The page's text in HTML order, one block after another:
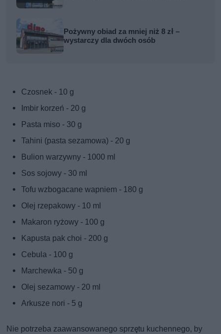
Pożywny obiad za mniej niż 8 zł –
wystarczy dla dwóch osób
Czosnek - 10 g
Imbir korzeń - 20 g
Pasta miso - 30 g
Tahini (pasta sezamowa) - 20 g
Bulion warzywny - 1000 ml
Sos sojowy - 30 ml
Tofu wzbogacane wapniem - 180 g
Olej rzepakowy - 10 ml
Makaron ryżowy - 100 g
Kapusta pak choi - 200 g
Cebula - 100 g
Marchewka - 50 g
Olej sezamowy - 20 ml
Arkusze nori - 5 g
Nie potrzeba zaawansowanego sprzętu kuchennego, by